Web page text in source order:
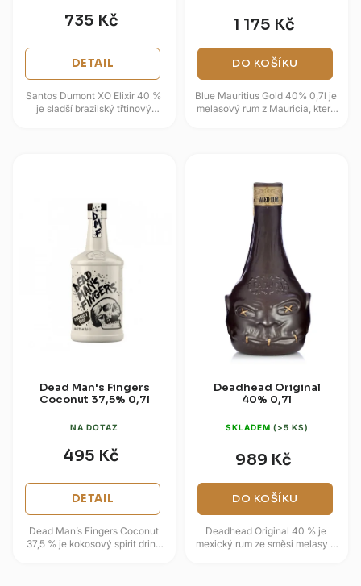
735 Kč
DETAIL
Santos Dumont XO Elixir 40 %
je sladší brazilský třtinový
1 175 Kč
DO KOŠÍKU
Blue Mauritius Gold 40% 0,7l je
melasový rum z Mauricia, který
Dead Man's Fingers
Coconut 37,5% 0,7l
NA DOTAZ
495 Kč
DETAIL
Dead Man’s Fingers Coconut
37,5 % je kokosový spirit drink
Deadhead Original
40% 0,7l
SKLADEM (>5 KS)
989 Kč
DO KOŠÍKU
Deadhead Original 40 % je
mexický rum ze směsi melasy a